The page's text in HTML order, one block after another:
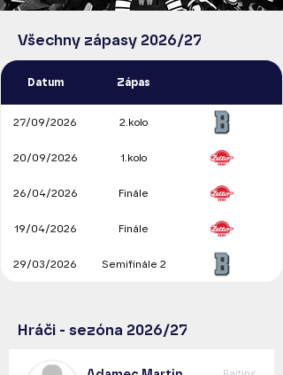
Všechny zápasy 2026/27
Datum Zápas
27/09/2026 2.kolo
20/09/2026 1.kolo
26/04/2026 Finále
19/04/2026 Finále
29/03/2026 Semifinále 2
Hráči - sezóna 2026/27